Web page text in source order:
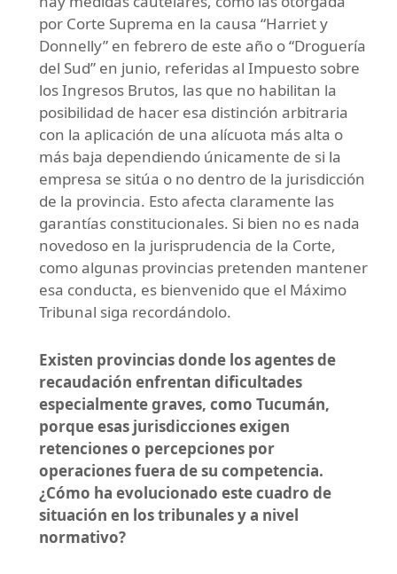
por Corte Suprema en la causa “Harriet y
Donnelly” en febrero de este año o “Droguería
del Sud” en junio, referidas al Impuesto sobre
los Ingresos Brutos, las que no habilitan la
posibilidad de hacer esa distinción arbitraria
con la aplicación de una alícuota más alta o
más baja dependiendo únicamente de si la
empresa se sitúa o no dentro de la jurisdicción
de la provincia. Esto afecta claramente las
garantías constitucionales. Si bien no es nada
novedoso en la jurisprudencia de la Corte,
como algunas provincias pretenden mantener
esa conducta, es bienvenido que el Máximo
Tribunal siga recordándolo.
Existen provincias donde los agentes de
recaudación enfrentan dificultades
especialmente graves, como Tucumán,
porque esas jurisdicciones exigen
retenciones o percepciones por
operaciones fuera de su competencia.
¿Cómo ha evolucionado este cuadro de
situación en los tribunales y a nivel
normativo?